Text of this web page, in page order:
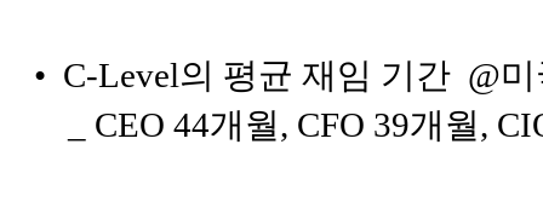
• C-Level의 평균 재임 기간 @
_ CEO 44개월, CFO 39개월,